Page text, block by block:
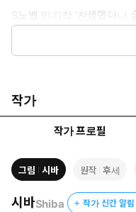
S노벨 인기작 '전생했더니
스핀 오프 4컷 만화로, 원작
작가
작가 프로필
그림 시바 원작 후세
시바Shiba 작가 신간 알림